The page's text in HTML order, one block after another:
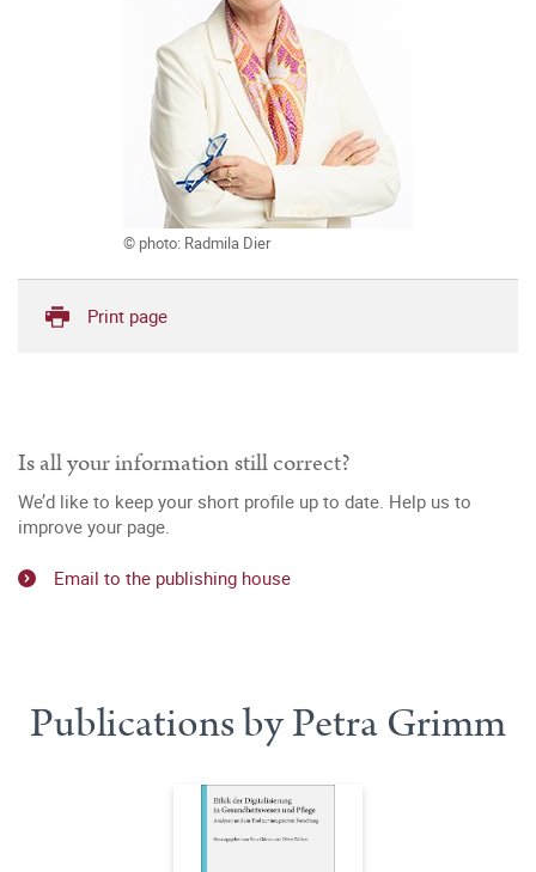
© photo: Radmila Dier
Print page
Is all your information still correct?
We’d like to keep your short profile up to date. Help us to
improve your page.
Email to the publishing house
Publications by Petra Grimm